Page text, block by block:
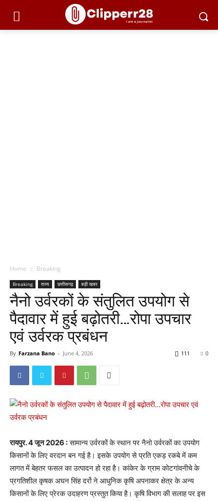
Home Breaking
Breaking राज्य छत्तीसगढ़ बड़ी खबर
नैनो उर्वरकों के संतुलित उपयोग से
पैदावार में हुई बढ़ोतरी…रोपा उपचार
एवं उर्वरक प्रबंधन
By Farzana Bano - June 4, 2026 0
111
रायपुर. 4 जून 2026 :सामान्य उर्वरकों के स्थान पर नैनो उर्वरकों का उपयोग
किसानों के लिए वरदान बन गई है। इसके उपयोग से प्रति एकड़ रकबे में कम
लागत में बेहतर फसल का उत्पादन हो रहा है। कांकेर के ग्राम कोटगांवनीचे के
प्रगतिशील कृषक अघन सिंह दर्रो ने आधुनिक कृषि अपनाकर क्षेत्र के अन्य
किसानों के लिए प्रेरक उदाहरण प्रस्तुत किया है। कृषि विभाग की सलाह पर इस